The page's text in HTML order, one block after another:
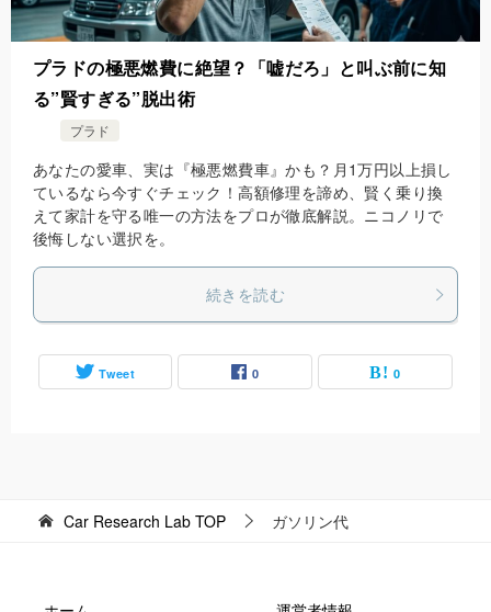
プラドの極悪燃費に絶望？「嘘だろ」と叫ぶ前に知
る”賢すぎる”脱出術
プラド
あなたの愛車、実は『極悪燃費車』かも？月1万円以上損し
ているなら今すぐチェック！高額修理を諦め、賢く乗り換
えて家計を守る唯一の方法をプロが徹底解説。ニコノリで
後悔しない選択を。
続きを読む
Tweet 0 0
Car Research Lab TOP ガソリン代